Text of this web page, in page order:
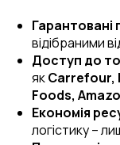
Гарантовані
відібраними
Доступ до
якCarrefour,
Foods,
Економія
логістику –